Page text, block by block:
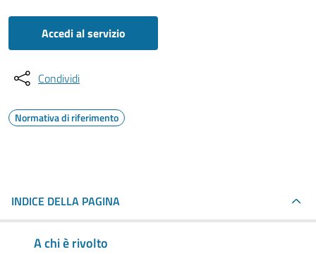
Accedi al servizio
Condividi
Normativa di riferimento
INDICE DELLA PAGINA
A chi è rivolto